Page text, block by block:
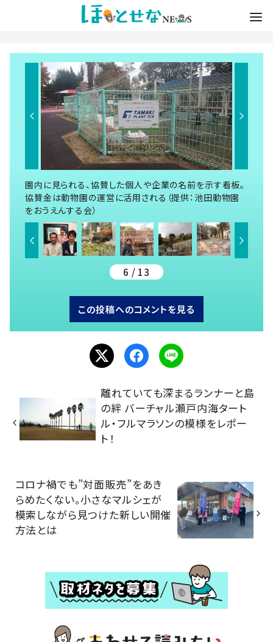
園内に見られる、協賛した個人や企業の名前を示す看板。
協賛金は動物園の運営に活用される（提供：池田動物園
をおうえんする会）
6 / 13
この投稿へのコメントを見る
離れていても深まるランナーと島
の絆 バーチャル瀬戸内海タート
ル・フルマラソンの模様をレポー
ト！
コロナ禍でも”対面販売”をあき
らめたくない。小さなマルシェが
模索しながら見つけた新しい開催
方法とは